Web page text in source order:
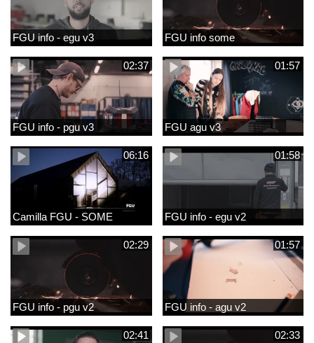
FGU info - egu v3 FGU info some
02:37
FGU info - pgu v3
01:57
FGU agu v3
06:16
Camilla FGU - SOME
01:58
FGU info - egu v2
02:29
FGU info - pgu v2
01:57
FGU info - agu v2
02:41 02:33